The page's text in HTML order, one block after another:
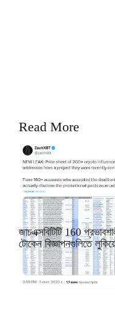
Read More
RRCNEWS_BN
জাচএক্সবিটিটি 160
টোকেন বিজ্ঞাপনগুলিতে
September 01, 2025